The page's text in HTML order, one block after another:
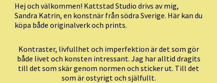
Hej och välkommen! Kattstad Studio drivs av mig,
Sandra Katrin, en konstnär från södra Sverige. Här kan du
köpa både originalverk och prints.
Kontraster, livfullhet och imperfektion är det som gör
både livet och konsten intressant. Jag har alltid dragits
till det som skär genom normen och sticker ut. Till det
som är ostyrigt och själfullt.